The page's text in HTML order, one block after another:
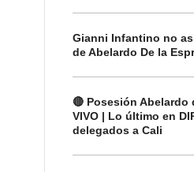
Gianni Infantino no
de Abelardo De la
🔴 Posesión Abelardo
VIVO | Lo último en
delegados a Cali